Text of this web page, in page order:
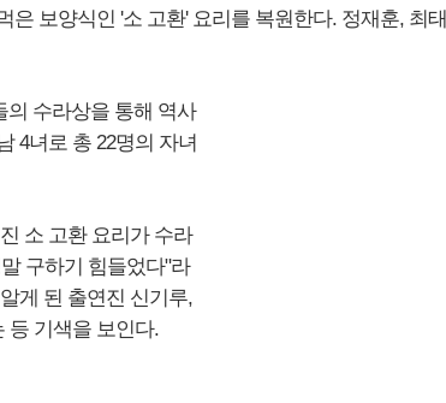
보양식인 '소 고환' 요리를 복원한다. 정재훈, 최태
의 수라상을 통해 역사
4녀로 총 22명의 자녀
소 고환 요리가 수라
구하기 힘들었다"라
게 된 출연진 신기루,
등 기색을 보인다.